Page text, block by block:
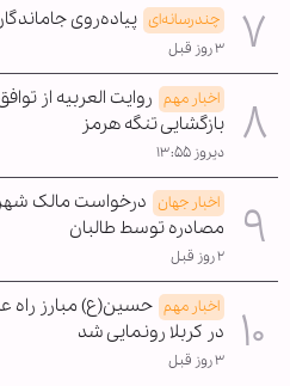
چندرسانه‌ای پیاده‌روی
۳ روز قبل
اخبار مهم روایت العربیه از
بازگشایی تنگه هرمز
دیروز ۱۳:۵۵
اخبار جهان درخواست مالک
مصادره توسط طالبان
۲ روز قبل
اخبار مهم حسین(ع) مبارز راه
در کربلا رونمایی شد
۳ روز قبل